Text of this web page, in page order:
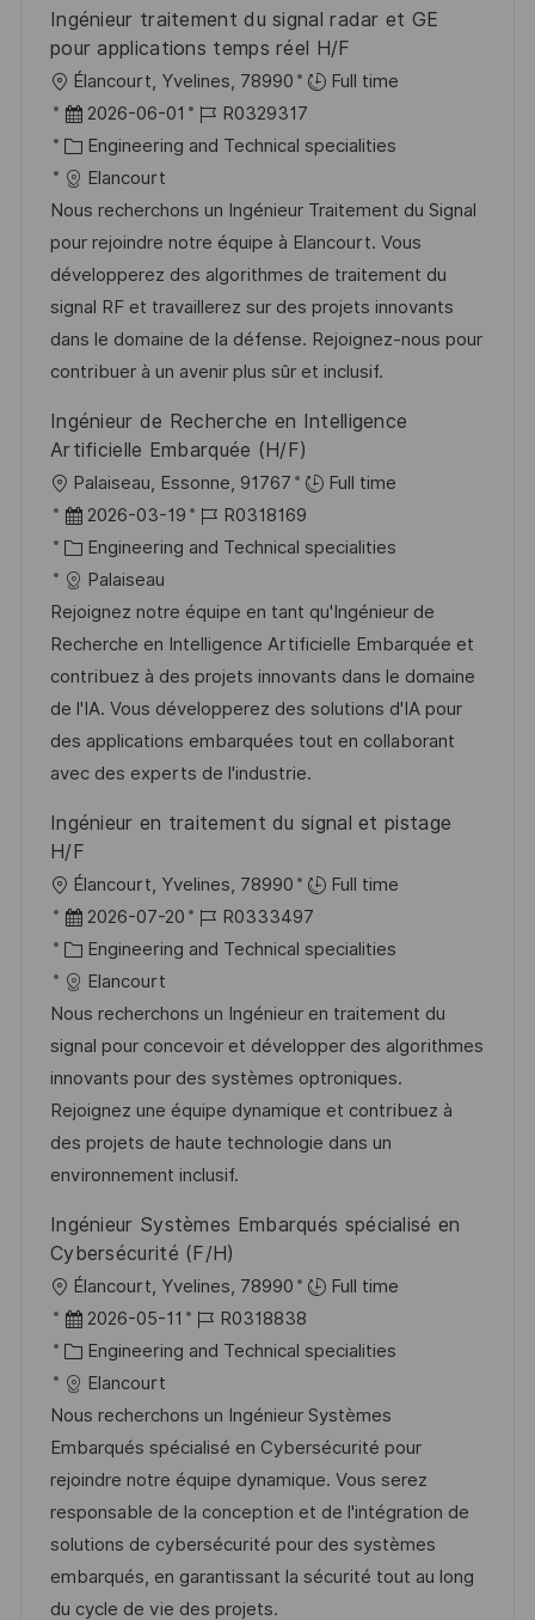
r
f
n
c
n
g
Ingénieur traitement du signal radar et GE
pour applications temps réel H/F
O
r
t
Élancourt, Yvelines, 78990
Full time
D
a
t
u
m
d
e
r
V
r
f
n
n
g
2026-06-01
J
o
-
I
D
R0329317
K
a
t
e
g
o
r
i
Engineering and Technical specialities
Elancourt
Nous recherchons un Ingénieur Traitement du Signal
pour rejoindre notre équipe à Elancourt. Vous
développerez des algorithmes de traitement du
signal RF et travaillerez sur des projets innovants
dans le domaine de la défense. Rejoignez-nous pour
contribuer à un avenir plus sûr et inclusif.
Ingénieur de Recherche en Intelligence
Artificielle Embarquée (H/F)
O
r
t
Palaiseau, Essonne, 91767
Full time
D
a
t
u
m
d
e
r
V
r
f
n
l
c
n
g
2026-03-19
J
o
-
I
D
R0318169
K
a
t
e
g
o
r
i
Engineering and Technical specialities
Palaiseau
Rejoignez notre équipe en tant qu'Ingénieur de
Recherche en Intelligence Artificielle Embarquée et
contribuez à des projets innovants dans le domaine
de l'IA. Vous développerez des solutions d'IA pour
des applications embarquées tout en collaborant
avec des experts de l'industrie.
Ingénieur en traitement du signal et pistage
H/F
O
r
t
Élancourt, Yvelines, 78990
Full time
D
a
t
u
m
d
e
r
V
r
ö
f
n
i
2026-07-20
J
o
-
I
D
R0333497
K
a
t
e
g
o
r
i
Engineering and Technical specialities
Elancourt
Nous recherchons un Ingénieur en traitement du
signal pour concevoir et développer des algorithmes
innovants pour des systèmes optroniques.
Rejoignez une équipe dynamique et contribuez à
des projets de haute technologie dans un
environnement inclusif.
Ingénieur Systèmes Embarqués spécialisé en
Cybersécurité (F/H)
O
r
t
Élancourt, Yvelines, 78990
Full time
D
a
t
u
m
d
e
r
V
e
2026-05-11
J
o
-
I
D
R0318838
K
a
t
e
g
o
r
i
e
Engineering and Technical specialities
Elancourt
Nous recherchons un Ingénieur Systèmes
Embarqués spécialisé en Cybersécurité pour
rejoindre notre équipe dynamique. Vous serez
responsable de la conception et de l'intégration de
solutions de cybersécurité pour des systèmes
embarqués, en garantissant la sécurité tout au long
du cycle de vie des projets.